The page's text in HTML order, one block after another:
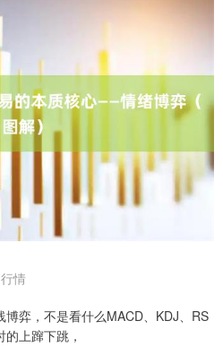
情
弈，不是看什么MACD、KDJ、RS
上蹿下跳，